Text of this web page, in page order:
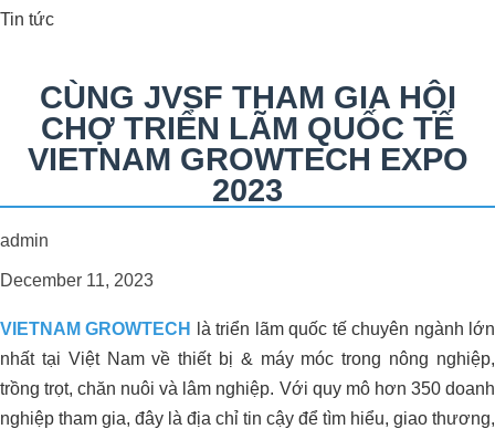
Tin tức
CÙNG JVSF THAM GIA HỘI
CHỢ TRIỂN LÃM QUỐC TẾ
VIETNAM GROWTECH EXPO
2023
admin
December 11, 2023
VIETNAM GROWTECH
là triển lãm quốc tế chuyên ngành lớn
nhất tại Việt Nam về thiết bị & máy móc trong nông nghiệp,
trồng trọt, chăn nuôi và lâm nghiệp. Với quy mô hơn 350 doanh
nghiệp tham gia, đây là địa chỉ tin cậy để tìm hiểu, giao thương,